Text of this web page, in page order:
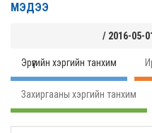
МЭДЭЭ
/ 2016-05-
Эрүүгийн хэргийн танхим
Захиргааны хэргийн танхим